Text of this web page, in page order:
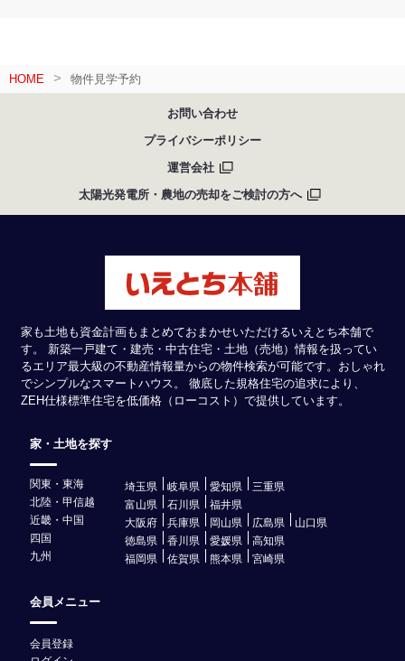
HOME 物件見学予約
お問い合わせ
プライバシーポリシー
運営会社
太陽光発電所・農地の売却をご検討の方へ
家も土地も資金計画もまとめておまかせいただけるいえとち本舗で
す。 新築一戸建て・建売・中古住宅・土地（売地）情報を扱ってい
るエリア最大級の不動産情報量からの物件検索が可能です。おしゃれ
でシンプルなスマートハウス。 徹底した規格住宅の追求により、
ZEH仕様標準住宅を低価格（ローコスト）で提供しています。
家・土地を探す
関東・東海 埼玉県 岐阜県 愛知県
三重県
北陸・甲信越
富山県 石川県
福井県
近畿・中国
大阪府 兵庫県 岡山県 広島県
山口県
四国
徳島県 香川県 愛媛県
高知県
九州
福岡県 佐賀県 熊本県 宮崎県
会員メニュー
会員登録